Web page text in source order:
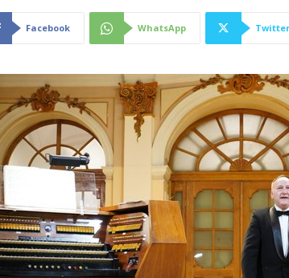
Facebook WhatsApp Twitter